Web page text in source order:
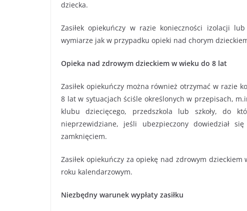
dziecka.
Zasiłek opiekuńczy w razie konieczności izolacji
wymiarze jak w przypadku opieki nad chorym
Opieka nad zdrowym dzieckiem w wieku do 8 lat
Zasiłek opiekuńczy można również otrzymać w razie
8 lat w sytuacjach ściśle określonych w przepisach,
klubu dziecięcego, przedszkola lub szkoły, do
nieprzewidziane, jeśli ubezpieczony
zamknięciem.
Zasiłek opiekuńczy za opiekę nad zdrowym
roku kalendarzowym.
Niezbędny warunek wypłaty zasiłku